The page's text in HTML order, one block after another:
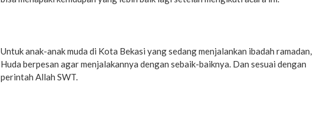
Untuk anak-anak muda di Kota Bekasi yang sedang menjalankan ibadah ramadan,
Huda berpesan agar menjalakannya dengan sebaik-baiknya. Dan sesuai dengan
perintah Allah SWT.